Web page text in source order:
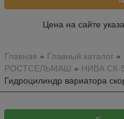
Цена на сайте
Главная » Главный каталог»
РОСТСЕЛЬМАШ » НИВА СК-
Гидроцилиндр вариатора